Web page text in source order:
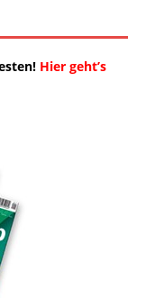
Hier geht’s